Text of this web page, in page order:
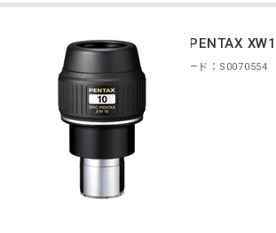
smc PENTAX
商品コード：S0070554